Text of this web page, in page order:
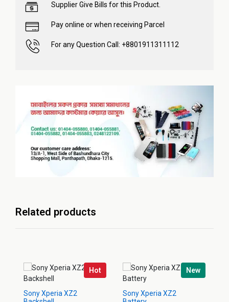
Supplier Give Bills for this Product.
Pay online or when receiving Parcel
For any Question Call: +8801911311112
Related products
Hot
Sony Xperia XZ2
New
Sony Xperia XZ2